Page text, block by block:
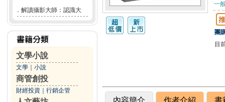
． 解讀攝影大師：認識大
文學小說
文學 小說
商管創投
財經投資 行銷企管
一
團
目
內容簡介 作者介紹 書